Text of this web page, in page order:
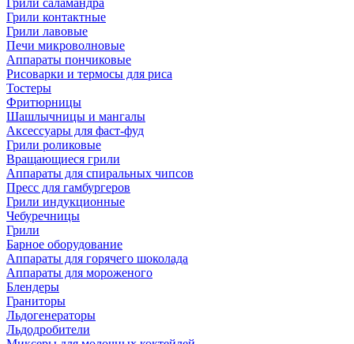
Грили саламандра
Грили контактные
Грили лавовые
Печи микроволновые
Аппараты пончиковые
Рисоварки и термосы для риса
Тостеры
Фритюрницы
Шашлычницы и мангалы
Аксессуары для фаст-фуд
Грили роликовые
Вращающиеся грили
Аппараты для спиральных чипсов
Пресс для гамбургеров
Грили индукционные
Чебуречницы
Грили
Барное оборудование
Аппараты для горячего шоколада
Аппараты для мороженого
Блендеры
Граниторы
Льдогенераторы
Льдодробители